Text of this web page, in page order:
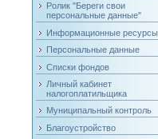
Ролик "Береги свои
персональные данные"
Информационные ресурсы
Персональные данные
Списки фондов
Личный кабинет
налогоплатильщика
Муниципальный контроль
Благоустройство